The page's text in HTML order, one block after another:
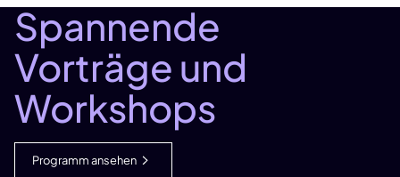
Spannende
Vorträge und
Workshops
Programm ansehen